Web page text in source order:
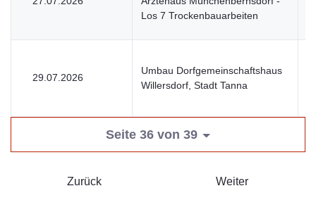
Los 7 Trockenbauarbeiten
29.07.2026
Umbau Dorfgemeinschaftshaus
Willersdorf, Stadt Tanna
Seite 36 von 39
Zurück Weiter